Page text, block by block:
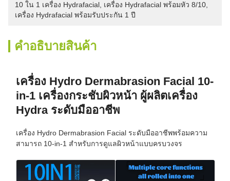
10 ใน 1 เครื่อง Hydrafacial เครื่อง Hydrafacial พร้อมหัว 8/10
เครื่อง Hydrafacial พร้อมรับประกัน 1 ปี
คําอธิบายสินค้า
เครื่อง Hydro Dermabrasion Facial 10-
in-1 เครื่องกระชับผิวหน้า ผู้ผลิตเครื่อง
Hydra ระดับมืออาชีพ
เครื่อง Hydro Dermabrasion Facial ระดับมืออาชีพพร้อมความ
สามารถ 10-in-1 สำหรับการดูแลผิวหน้าแบบครบวงจร